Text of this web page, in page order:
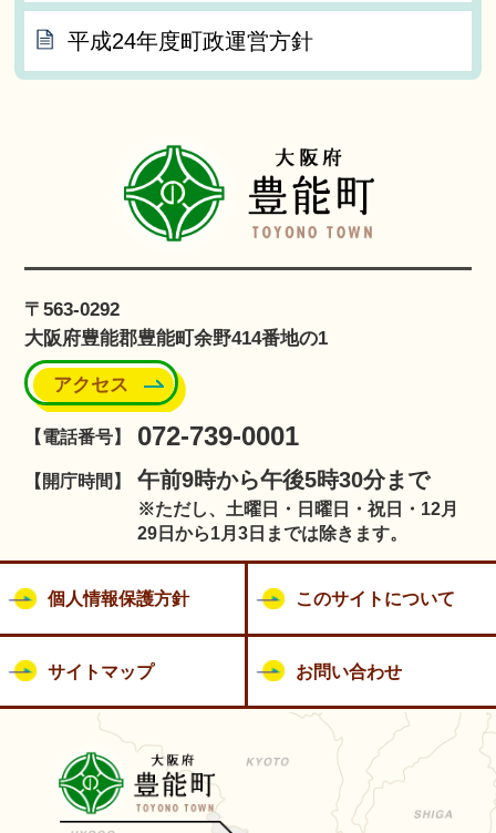
平成24年度町政運営方針
〒563-0292
大阪府豊能郡豊能町余野414番地の1
アクセス
【電話番号】 072-739-0001
【開庁時間】 午前9時から午後5時30分まで
※ただし、土曜日・日曜日・祝日・12月
29日から1月3日までは除きます。
個人情報保護方針 このサイトについて
サイトマップ お問い合わせ